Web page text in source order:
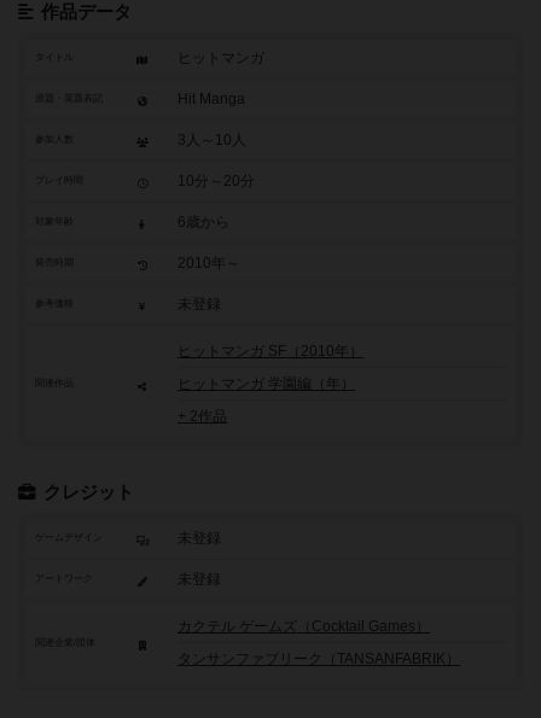
作品データ
タイトル ヒットマンガ
原題・英題表記 Hit Manga
参加人数 3人～10人
10分～20分
対象年齢 6歳から
2010年～
参考価格 未登録
関連作品
ヒットマンガ SF（2010年）
ヒットマンガ 学園編（年）
+ 2作品
クレジット
ゲームデザイン 未登録
アートワーク 未登録
カクテル ゲームズ（Cocktail Games）
タンサンファブリーク（TANSANFABRIK）